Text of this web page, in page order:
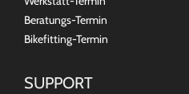
Beratungs-Termin
Bikefitting-Termin
SUPPORT